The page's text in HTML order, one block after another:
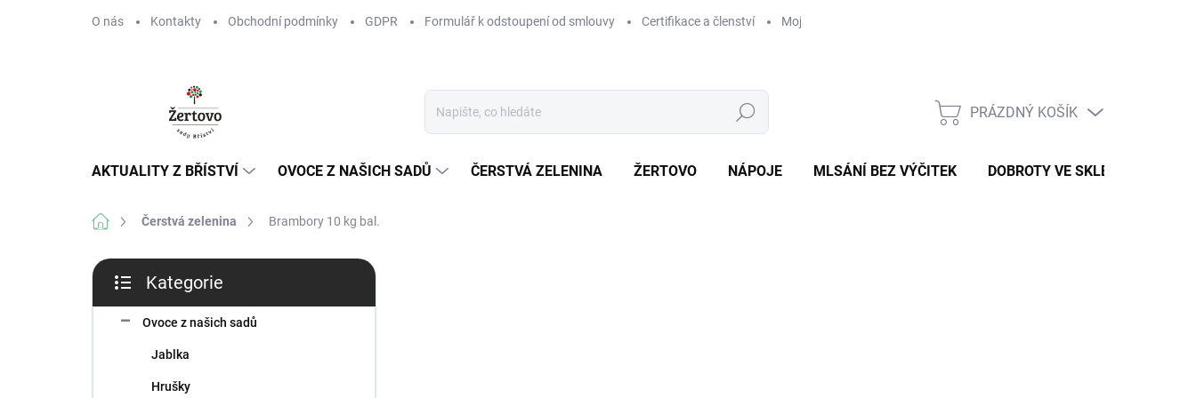
O nás Kontakty Obchodní podmínky GDPR Formulář k odstoupení od smlouvy Certifikace a členství Moje objednávka
Hledat
NÁKUPNÍ
PRÁZDNÝ KOŠÍK
AKTUALITY Z BŘÍSTVÍ OVOCE Z NAŠICH SADŮ ČERSTVÁ ZELENINA ŽERTOVO NÁPOJE MLSÁNÍ BEZ VÝČITEK DOBROTY VE SKLE
Domů Čerstvá zelenina Brambory 10 kg bal.
P
s
kategorie
Kategorie
Ovoce z našich sadů
Jablka
Hrušky